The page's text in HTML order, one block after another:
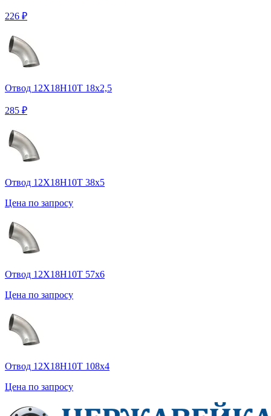
226 ₽
Отвод 12Х18Н10Т 18х2,5
285 ₽
Отвод 12Х18Н10Т 38х5
Цена по запросу
Отвод 12Х18Н10Т 57х6
Цена по запросу
Отвод 12Х18Н10Т 108х4
Цена по запросу